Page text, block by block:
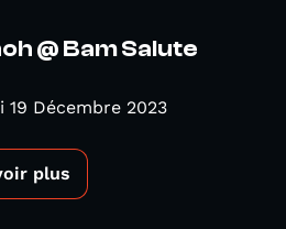
@ Bam Salute
19 Décembre 2023
plus